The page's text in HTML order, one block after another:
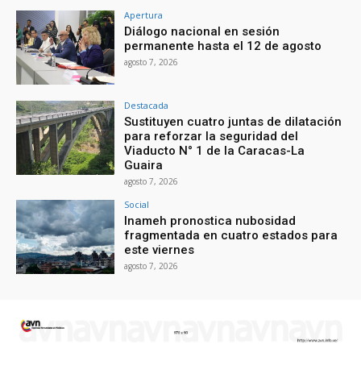
Apertura
Diálogo nacional en sesión
permanente hasta el 12 de agosto
agosto 7, 2026
Destacada
Sustituyen cuatro juntas de dilatación
para reforzar la seguridad del
Viaducto N° 1 de la Caracas-La
Guaira
agosto 7, 2026
Social
Inameh pronostica nubosidad
fragmentada en cuatro estados para
este viernes
agosto 7, 2026